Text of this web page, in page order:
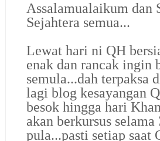
Assalamualaikum dan
Sejahtera semua...
Lewat hari ni QH
enak dan rancak ingin
semula...dah terpaksa
lagi blog kesayangan
besok hingga hari
akan berkursus selama
pula...pasti setiap saat